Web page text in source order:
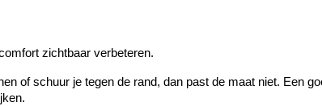
zichtbaar verbeteren.
of schuur je tegen de rand, dan past de maat niet. Een